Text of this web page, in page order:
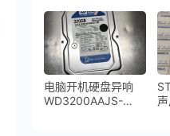
盘加密数据恢复完美
成功
电脑开机硬盘异响
WD3200AAJS-